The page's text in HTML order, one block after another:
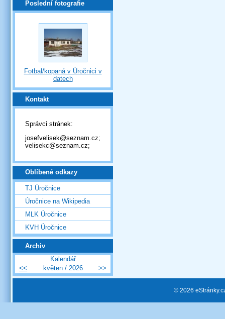
Poslední fotografie
Fotbal/kopaná v Úročnici v
datech
Kontakt
Správci stránek:
josefvelisek@seznam.cz;
velisekc@seznam.cz;
Oblíbené odkazy
TJ Úročnice
Úročnice na Wikipedia
MLK Úročnice
KVH Úročnice
Archiv
Kalendář
<<
květen / 2026 >>
© 2026